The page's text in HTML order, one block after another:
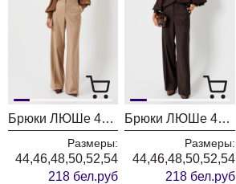
Брюки ЛЮШе 4468 песок
Размеры:
44,46,48,50,52,54
218 бел.руб
Брюки ЛЮШе 4468 коричневый
Размеры:
44,46,48,50,52,54
218 бел.руб